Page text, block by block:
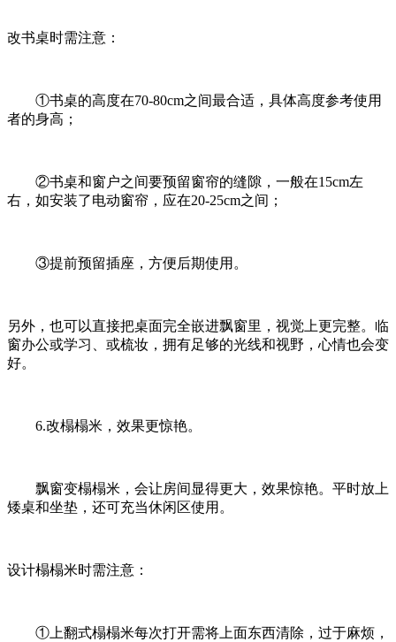
改书桌时需注意：
①书桌的高度在70-80cm之间最合适，具体高度参考使用
者的身高；
②书桌和窗户之间要预留窗帘的缝隙，一般在15cm左
右，如安装了电动窗帘，应在20-25cm之间；
③提前预留插座，方便后期使用。
另外，也可以直接把桌面完全嵌进飘窗里，视觉上更完整。临
窗办公或学习、或梳妆，拥有足够的光线和视野，心情也会变
好。
6.改榻榻米，效果更惊艳。
飘窗变榻榻米，会让房间显得更大，效果惊艳。平时放上
矮桌和坐垫，还可充当休闲区使用。
设计榻榻米时需注意：
①上翻式榻榻米每次打开需将上面东西清除，过于麻烦，